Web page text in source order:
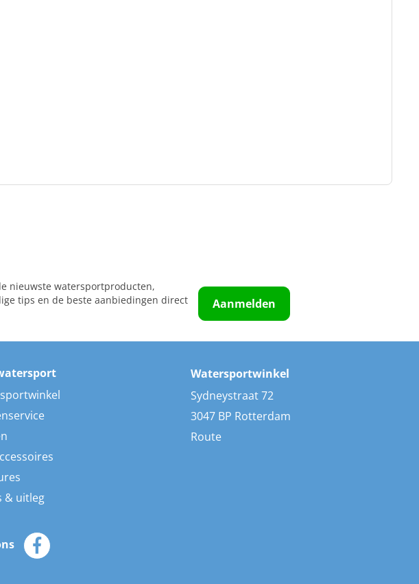
nieuwste watersportproducten,
tips en de beste aanbiedingen direct
Aanmelden
& uitleg
Watersportwinkel
Sydneystraat 72
3047 BP Rotterdam
Route